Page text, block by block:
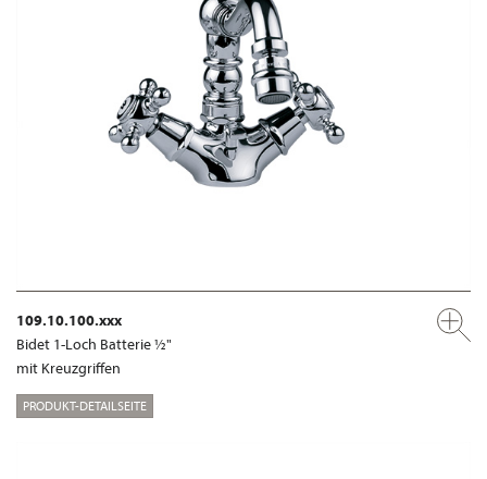
109.10.100.xxx
Bidet 1-Loch Batterie ½"
mit Kreuzgriffen
PRODUKT-DETAILSEITE